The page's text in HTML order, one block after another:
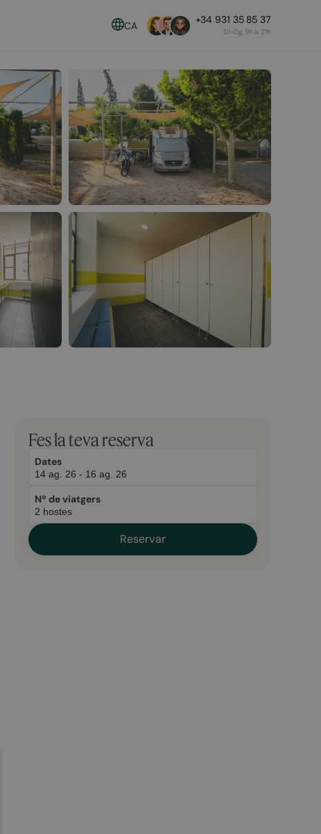
CA +34 931 35 85 37
Dl-Dg 9h a 21h
Fes la teva reserva
Dates
Nº de viatgers
Reservar